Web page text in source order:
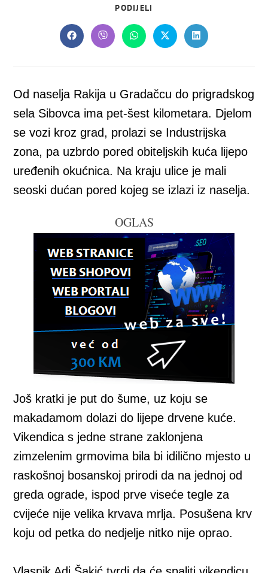
PODIJELI
CONTENT
Opens
in
Opens
in
Opens
in
Opens
in
Opens
in
Od naselja Rakija u Gradačcu do prigradskog
sela Sibovca ima pet-šest kilometara. Djelom
se vozi kroz grad, prolazi se Industrijska
zona, pa uzbrdo pored obiteljskih kuća lijepo
uređenih okućnica. Na kraju ulice je mali
seoski dućan pored kojeg se izlazi iz naselja.
OGLAS
Još kratki je put do šume, uz koju se
makadamom dolazi do lijepe drvene kuće.
Vikendica s jedne strane zaklonjena
zimzelenim grmovima bila bi idilično mjesto u
raskošnoj bosanskoj prirodi da na jednoj od
greda ograde, ispod prve viseće tegle za
cvijeće nije velika krvava mrlja. Posušena krv
koju od petka do nedjelje nitko nije oprao.